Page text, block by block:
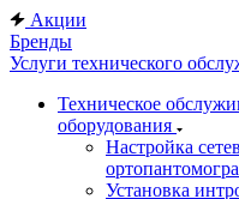
Акции
Бренды
Услуги технического
Техническое
оборудования
Настройка
Установка